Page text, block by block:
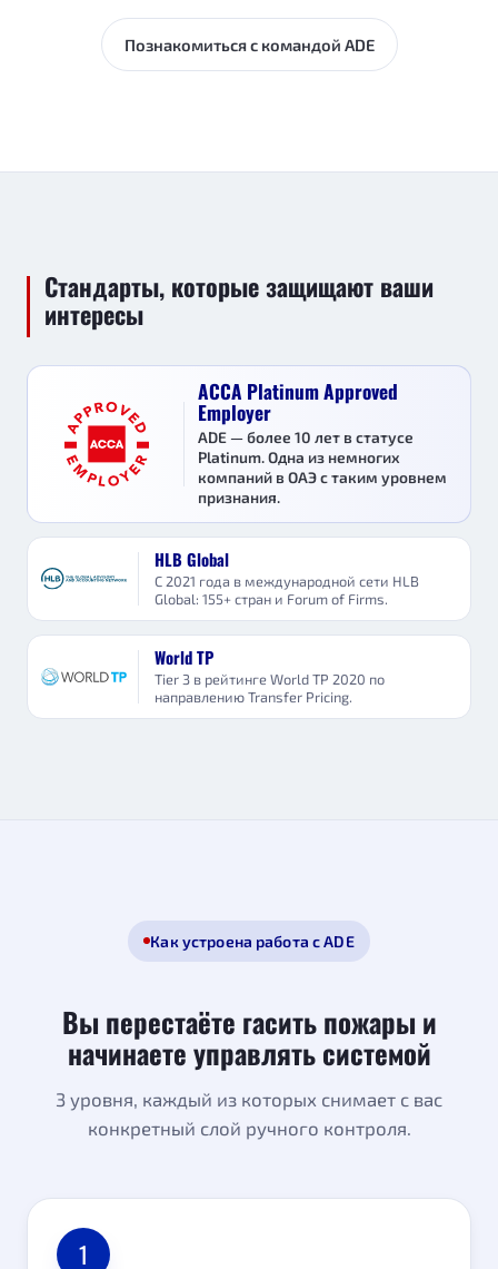
Познакомиться с командой ADE
Стандарты, которые защищают ваши
интересы
ACCA Platinum Approved
Employer
ADE — более 10 лет в статусе
Platinum. Одна из немногих
компаний в ОАЭ с таким уровнем
признания.
HLB Global
С 2021 года в международной сети HLB
Global: 155+ стран и Forum of Firms.
World TP
Tier 3 в рейтинге World TP 2020 по
направлению Transfer Pricing.
Как устроена работа с ADE
Вы перестаёте гасить пожары и
начинаете управлять системой
3 уровня, каждый из которых снимает с вас
конкретный слой ручного контроля.
1